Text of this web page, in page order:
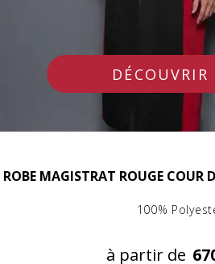
DÉCOUVRIR
ROBE MAGISTRAT ROUGE COUR
100%
à partir de